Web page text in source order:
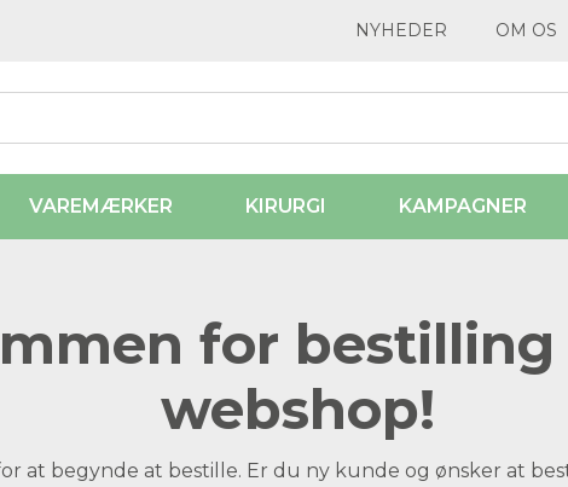
NYHEDER OM OS
VAREMÆRKER KIRURGI KAMPAGNER
for bestilling
webshop!
at begynde at bestille. Er du ny kunde og ønsker at